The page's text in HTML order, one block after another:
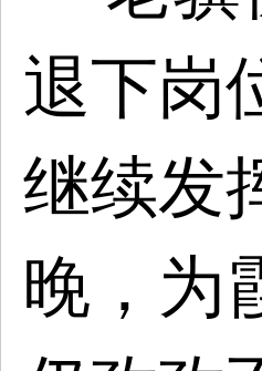
退下岗
继续发
晚，为